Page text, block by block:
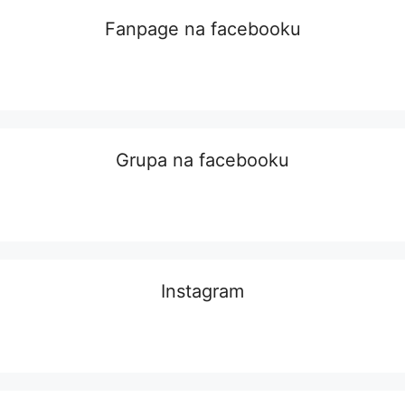
Fanpage na facebooku
Grupa na facebooku
Instagram